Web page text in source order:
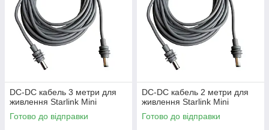
DC-DC кабель 3 метри для
живлення Starlink Mini
Готово до відправки
DC-DC кабель 2 метри для
живлення Starlink Mini
Готово до відправки